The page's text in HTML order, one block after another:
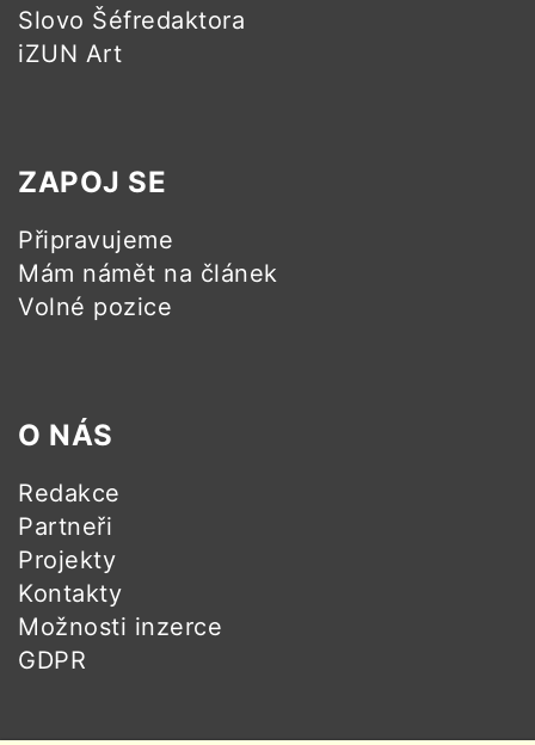
Slovo Šéfredaktora
iZUN Art
ZAPOJ SE
Připravujeme
Mám námět na článek
Volné pozice
O NÁS
Redakce
Partneři
Projekty
Kontakty
Možnosti inzerce
GDPR